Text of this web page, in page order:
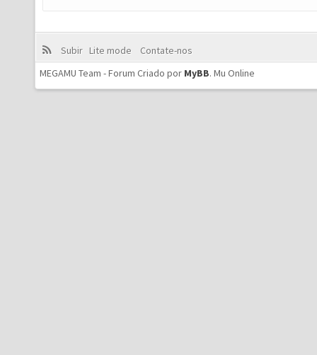
Subir Lite mode
Contate-nos
MEGAMU Team - Forum Criado por MyBB. Mu Online